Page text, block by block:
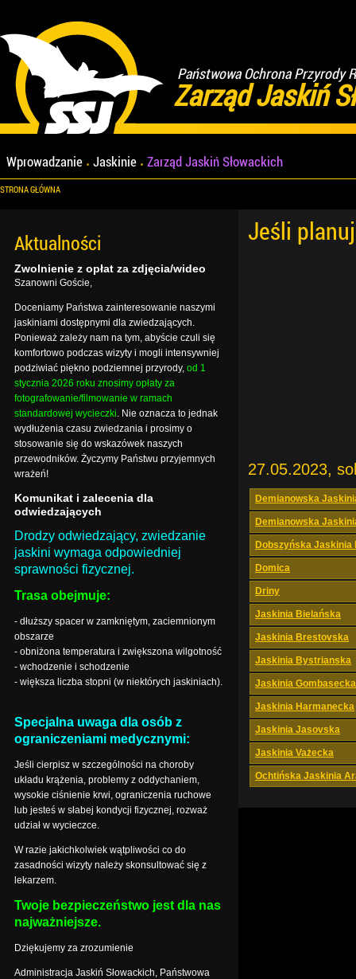
Państwowa Ochrona Przyrody
Zarząd Jaskiń
Wprowadzanie Jaskinie Zarząd Jaskiń Słowackich
STRONA GŁÓWNA
Jeśli
27.05.2023,
Demianowska
Demianowska
Dobszyńska Jaskinia
Domica
Driny
Jaskinia Bielańska
Jaskinia Brestovska
Jaskinia Bystrianska
Jaskinia Gombasecka
Jaskinia Harmanecka
Jaskinia Jasovska
Jaskinia Vażecka
Ochtińska Jaskinia
Aktualności
Zwolnienie z opłat za zdjęcia/wideo
Szanowni Goście,
Doceniamy Państwa zainteresowanie naszymi
jaskiniami dostępnymi dla zwiedzających.
Ponieważ zależy nam na tym, abyście czuli się
komfortowo podczas wizyty i mogli intensywniej
podziwiać piękno podziemnej przyrody, od 1
stycznia 2026 roku znosimy opłaty za
fotografowanie/filmowanie w ramach
standardowej wycieczki. Nie oznacza to jednak
wydłużenia czasu zwiedzania i prosimy o
stosowanie się do wskazówek naszych
przewodników. Życzymy Państwu przyjemnych
wrażeń!
Komunikat i zalecenia dla
odwiedzających
Drodzy odwiedzający, zwiedzanie
jaskini wymaga odpowiedniej
sprawności fizycznej.
Trasa obejmuje:
- dłuższy spacer w zamkniętym, zaciemnionym
obszarze
- obniżona temperatura i zwiększona wilgotność
- wchodzenie i schodzenie
- większa liczba stopni (w niektórych jaskiniach).
Specjalna uwaga dla osób z
ograniczeniami medycznymi:
Jeśli cierpisz w szczególności na choroby
układu krążenia, problemy z oddychaniem,
wysokie ciśnienie krwi, ograniczenia ruchowe
lub jesteś w słabej kondycji fizycznej, rozważ
udział w wycieczce.
W razie jakichkolwiek wątpliwości co do
zasadności wizyty należy skonsultować się z
lekarzem.
Twoje bezpieczeństwo jest dla nas
najważniejsze.
Dziękujemy za zrozumienie
Administracja Jaskiń Słowackich, Państwowa